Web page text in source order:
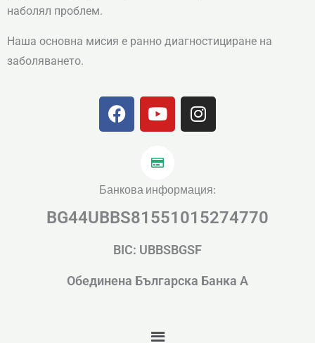
наболял проблем.
Наша основна мисия е ранно диагностициране на
заболяването.
F
a
o
o
k
Y
o
t
u
b
e
I
n
g
r
a
m
Банкова информация:
BG44UBBS81551015274770
BIC: UBBSBGSF
Обединена Българска Банка А
Menu